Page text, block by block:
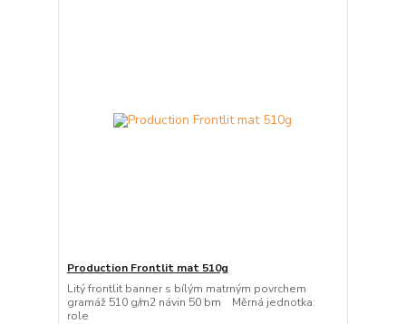
Production Frontlit mat 510g
Litý frontlit banner s bílým matrným povrchem
gramáž 510 g/m2 návin 50 bm Měrná jednotka:
role